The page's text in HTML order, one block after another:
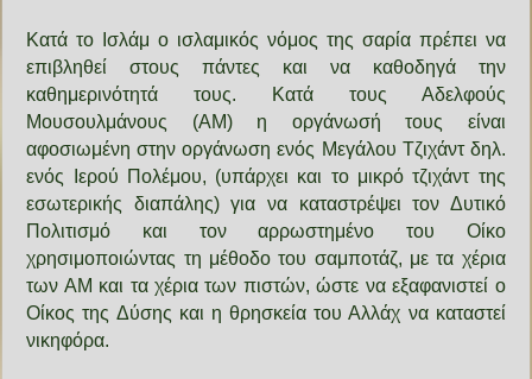
Κατά το Ισλάμ ο ισλαμικός νόμος της σαρία πρέπει να
επιβληθεί στους πάντες και να καθοδηγά την
καθημερινότητά τους. Κατά τους Αδελφούς
Μουσουλμάνους (ΑΜ) η οργάνωσή τους είναι
αφοσιωμένη στην οργάνωση ενός Μεγάλου Τζιχάντ δηλ.
ενός Ιερού Πολέμου, (υπάρχει και το μικρό τζιχάντ της
εσωτερικής διαπάλης) για να καταστρέψει τον Δυτικό
Πολιτισμό και τον αρρωστημένο του Οίκο
χρησιμοποιώντας τη μέθοδο του σαμποτάζ, με τα χέρια
των ΑΜ και τα χέρια των πιστών, ώστε να εξαφανιστεί ο
Οίκος της Δύσης και η θρησκεία του Αλλάχ να καταστεί
νικηφόρα.